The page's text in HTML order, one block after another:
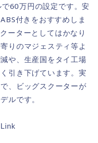
60万円の設定です。安
付きをおすすめしま
ーターとしてはかなり
りのマジェスティ等よ
や、生産国をタイ工場
引き下げています。実
、ビッグスクーターが
ルです。